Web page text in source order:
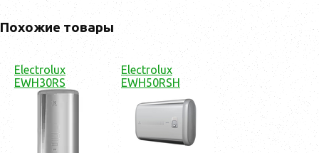
Похожие товары
Electrolux
EWH30RS
Electrolux
EWH50RSH